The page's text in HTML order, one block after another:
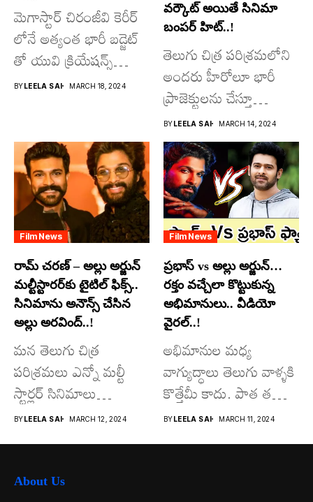
మెగాస్టార్ చిరంజీవి కెరీర్
లోనే అత్యంత భారీ బడ్జెట్
తో యువి క్రియేషన్స్
రూపొందిస్తున్న
BYLEELA SAI MARCH 18, 2024
వర్కౌట్ అయితే సినిమా
బంపర్ హిట్..!
తెలుగు చిత్ర పరిశ్రమలోని
అందరు హీరోలూ భారీ
ప్రాజెక్టులను చేస్తూ
దూసుకుపోతోన్నారు.
అందులో కొందరు
మాత్రమే...
BYLEELA SAI MARCH 14, 2024
Film News
రామ్ చరణ్ – అల్లు అర్జున్
మల్టీస్టారర్​కు టైటిల్ ఫిక్స్..
సినిమాను అనౌన్స్ చేసిన
అల్లు అరవింద్..!
మన తెలుగు చిత్ర
పరిశ్రమలు ఎన్నో మల్టీ
స్టార్లర్ సినిమాలు
వచ్చాయి.. కొన్ని సినిమాలు
అయితే...
BYLEELA SAI MARCH 12, 2024
Film News
ప్రభాస్ vs అల్లు అర్జున్…
రక్తం వచ్చేలా కొట్టుకున్న
అభిమానులు.. వీడియో
వైరల్..!
అభిమానుల మధ్య
వాగ్యుద్ధాలు తెలుగు వాళ్ళకి
కొత్తేమీ కాదు. పాత తరం
నటుల నుంచి నేటి...
BYLEELA SAI MARCH 11, 2024
About Us